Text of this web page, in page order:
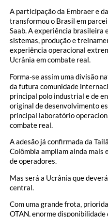
A participação da Embraer e
transformou o Brasil em
Saab. A experiência brasileira
sistemas, produção e
experiência operacional
Ucrânia em combate real.
Forma-se assim uma divisão
da futura comunidade
principal polo industrial e de
original de desenvolvimento
principal laboratório
combate real.
A adesão já confirmada da
Colômbia ampliam ainda mais
de operadores.
Mas será a Ucrânia que
central.
Com uma grande frota,
OTAN, enorme